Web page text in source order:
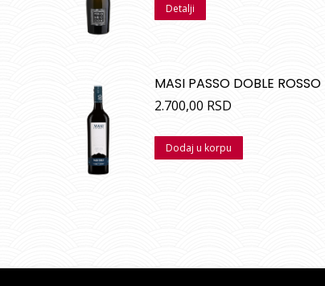
Detalji
MASI PASSO DOBLE ROSSO
2.700,00 RSD
Dodaj u korpu